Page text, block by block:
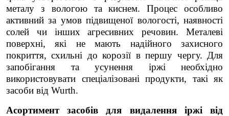
металу з вологою та киснем. Процес особливо
активний за умов підвищеної вологості, наявності
солей чи інших агресивних речовин. Металеві
поверхні, які не мають надійного захисного
покриття, схильні до корозії в першу чергу. Для
запобігання та усунення іржі необхідно
використовувати спеціалізовані продукти, такі як
засоби від Wurth.
Асортимент засобів для видалення іржі від